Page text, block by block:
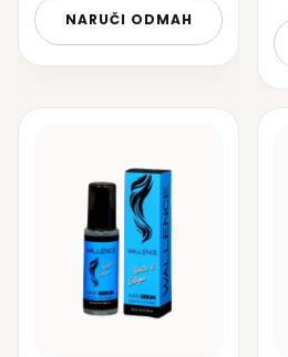
NARUČI ODMAH